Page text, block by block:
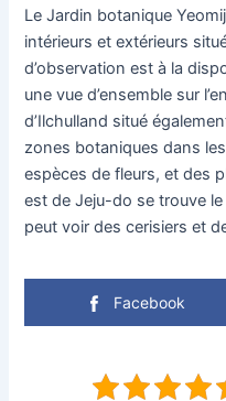
Le Jardin botanique
intérieurs et extérieurs
d’observation est à la
une vue d’ensemble sur
d’Ilchulland situé
zones botaniques dans
espèces de fleurs, et des
est de Jeju-do se trouve
peut voir des cerisiers et
Facebook